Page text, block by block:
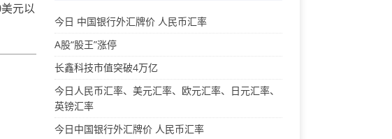
元以
今日 中国银行外汇牌价 人民币汇率
A股“股王”涨停
长鑫科技市值突破4万亿
今日人民币汇率、美元汇率、欧元汇率、日元汇率、
英镑汇率
今日中国银行外汇牌价 人民币汇率